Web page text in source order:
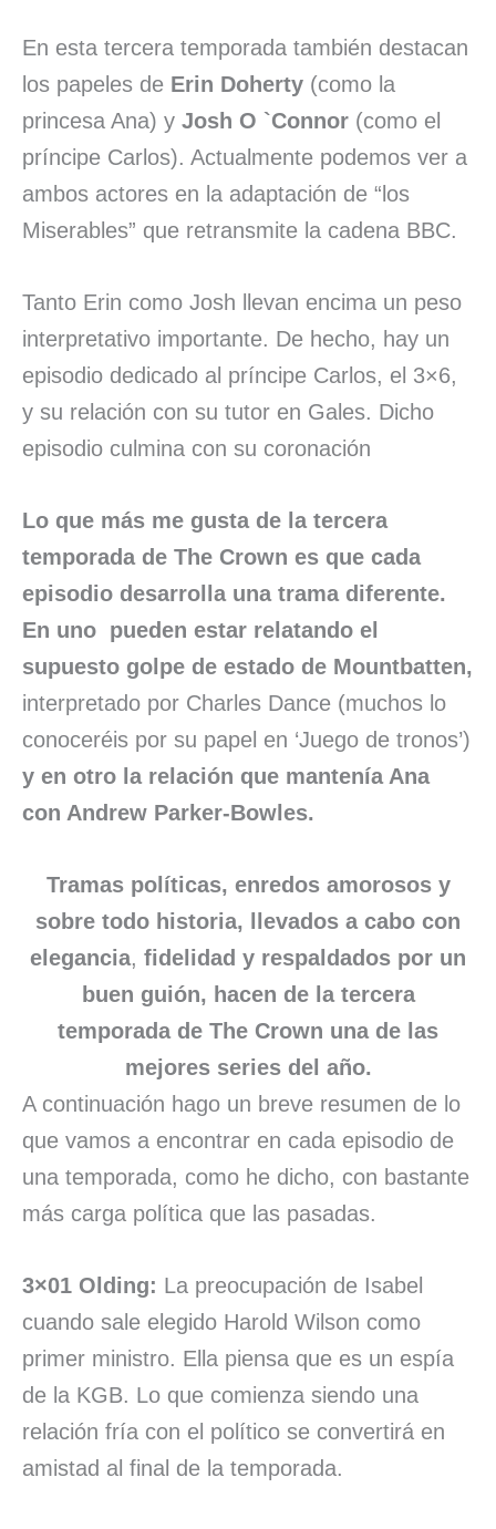
En esta tercera temporada también destacan
los papeles de Erin Doherty (como la
princesa Ana) y Josh O `Connor (como el
príncipe Carlos). Actualmente podemos ver a
ambos actores en la adaptación de “los
Miserables” que retransmite la cadena BBC.
Tanto Erin como Josh llevan encima un peso
interpretativo importante. De hecho, hay un
episodio dedicado al príncipe Carlos, el 3×6,
y su relación con su tutor en Gales. Dicho
episodio culmina con su coronación
Lo que más me gusta de la tercera
temporada de The Crown es que cada
episodio desarrolla una trama diferente.
En uno pueden estar relatando el
supuesto golpe de estado de Mountbatten,
interpretado por Charles Dance (muchos lo
conoceréis por su papel en ‘Juego de tronos’)
y en otro la relación que mantenía Ana
con Andrew Parker-Bowles.
Tramas políticas, enredos amorosos y
sobre todo historia, llevados a cabo con
elegancia, fidelidad y respaldados por un
buen guión, hacen de la tercera
temporada de The Crown una de las
mejores series del año.
A continuación hago un breve resumen de lo
que vamos a encontrar en cada episodio de
una temporada, como he dicho, con bastante
más carga política que las pasadas.
3×01 Olding: La preocupación de Isabel
cuando sale elegido Harold Wilson como
primer ministro. Ella piensa que es un espía
de la KGB. Lo que comienza siendo una
relación fría con el político se convertirá en
amistad al final de la temporada.